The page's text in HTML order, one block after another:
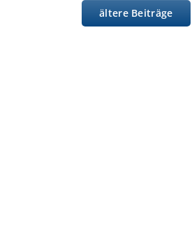
ältere Beiträge